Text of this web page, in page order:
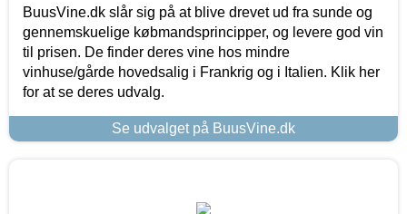
BuusVine.dk slår sig på at blive drevet ud fra sunde og
gennemskuelige købmandsprincipper, og levere god vin
til prisen. De finder deres vine hos mindre
vinhuse/gårde hovedsalig i Frankrig og i Italien. Klik her
for at se deres udvalg.
Se udvalget på BuusVine.dk